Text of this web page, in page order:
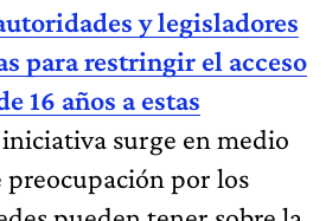
y legisladores
para restringir el acceso
16 años a estas
surge en medio
preocupación por los